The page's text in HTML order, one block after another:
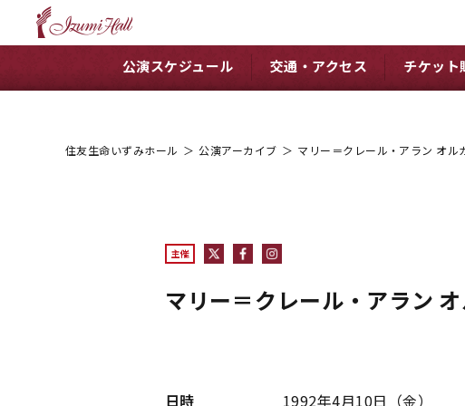
公演スケジュール 交通・アクセス チケット
住友生命いずみホール ＞ 公演アーカイブ ＞ マリー＝クレール・アラン オル
主催
マリー＝クレール・アラン
日時 1992年4月10日（金）